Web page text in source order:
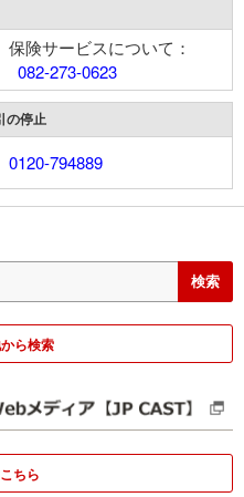
保険サービスについて：
082-273-0623
の停止
0120-794889
ら検索
ちら